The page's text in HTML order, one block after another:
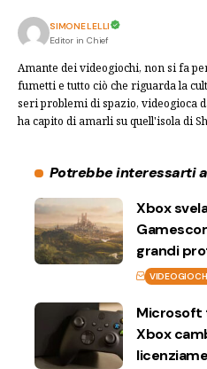
SIMONE LELLI
Editor in Chief
Amante dei videogiochi, non si fa
fumetti e tutto ciò che riguarda la
seri problemi di spazio, videogioca
ha capito di amarli su quell'isola di
Potrebbe interessarti
Xbox
grandi
Microsoft
Xbox